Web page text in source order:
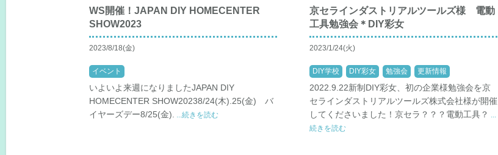
WS開催！JAPAN DIY HOMECENTER
SHOW2023
2023/8/18(金)
イベント
いよいよ来週になりましたJAPAN DIY
HOMECENTER SHOW20238/24(木).25(金) バ
イヤーズデー8/25(金). ...続きを読む
京セラインダストリアルツールズ様 電動
工具勉強会＊DIY彩女
2023/1/24(火)
DIY学校 DIY彩女 勉強会 更新情報
2022.9.22新制DIY彩女、初の企業様勉強会を京
セラインダストリアルツールズ株式会社様が開催
してくださいました！京セラ？？？電動工具？ ...
続きを読む